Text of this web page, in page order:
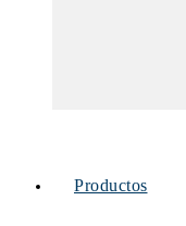
Productos